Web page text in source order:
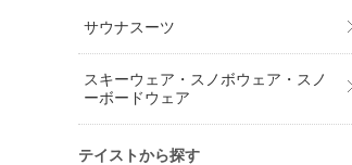
サウナスーツ
スキーウェア・スノボウェア・スノ
ーボードウェア
テイストから探す